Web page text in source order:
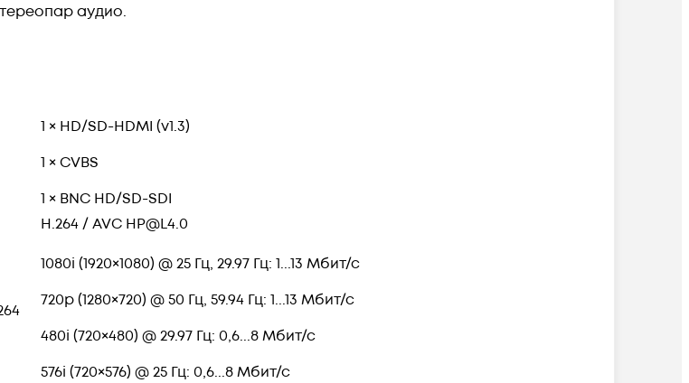
аудио.
1 × HD/SD-HDMI (v1.3)
1 × CVBS
1 × BNC HD/SD-SDI
H.264 / AVC HP@L4.0
1080i (1920×1080) @ 25 Гц, 29.97 Гц: 1...13 Мбит/с
720p (1280×720) @ 50 Гц, 59.94 Гц: 1...13 Мбит/с
480i (720×480) @ 29.97 Гц: 0,6...8 Мбит/с
576i (720×576) @ 25 Гц: 0,6...8 Мбит/с